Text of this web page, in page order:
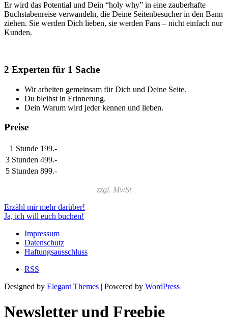
Er wird das Potential und Dein “holy why” in eine zauberhafte
Buchstabenreise verwandeln, die Deine Seitenbesucher in den Bann
ziehen. Sie werden Dich lieben, sie werden Fans – nicht einfach nur
Kunden.
2 Experten für 1 Sache
Wir arbeiten gemeinsam für Dich und Deine Seite.
Du bleibst in Erinnerung.
Dein Warum wird jeder kennen und lieben.
Preise
1 Stunde 199.-
3 Stunden 499.-
5 Stunden 899.-
zzgl. MwSt
Erzähl mir mehr darüber!
Ja, ich will euch buchen!
Impressum
Datenschutz
Haftungsausschluss
RSS
Designed by Elegant Themes | Powered by WordPress
Newsletter und Freebie